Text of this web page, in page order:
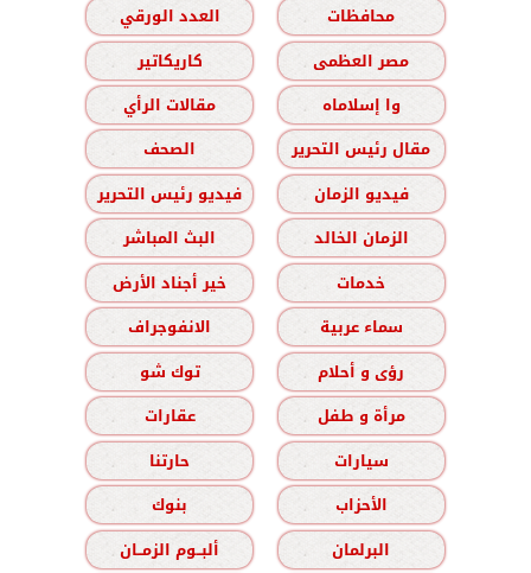
محافظات
العدد الورقي
مصر العظمى
كاريكاتير
وا إسلاماه
مقالات الرأي
مقال رئيس التحرير
الصحف
فيديو الزمان
فيديو رئيس التحرير
الزمان الخالد
البث المباشر
خدمات
خير أجناد الأرض
سماء عربية
الانفوجراف
رؤى و أحلام
توك شو
مرأة و طفل
عقارات
سيارات
حارتنا
الأحزاب
بنوك
البرلمان
ألبــوم الزمــان